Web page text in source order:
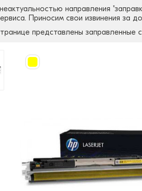
направления
Приносим свои извинения за
представлены заправленные